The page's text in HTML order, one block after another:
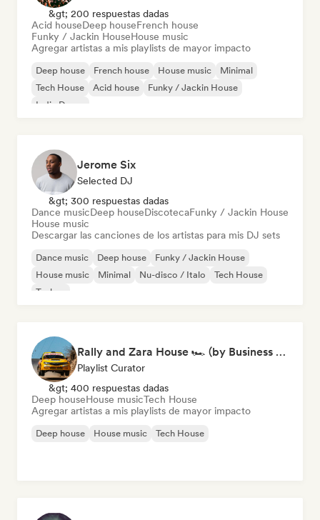
&gt; 200 respuestas dadas
Acid houseDeep houseFrench house
Funky / Jackin HouseHouse music
Agregar artistas a mis playlists de mayor impacto
Deep house French house House music
Minimal
Tech House
Acid house
Funky / Jackin House
Indie Dance
Jerome Six
Selected DJ
&gt; 300 respuestas dadas
Dance musicDeep houseDiscotecaFunky / Jackin House
House music
Descargar las canciones de los artistas para mis DJ sets
Dance music Deep house
Funky / Jackin House
House music
Minimal Nu-disco / Italo
Tech House
Techno
Rally and Zara House 🏎️ (by Business House Playlists)
Playlist Curator
&gt; 400 respuestas dadas
Deep houseHouse musicTech House
Agregar artistas a mis playlists de mayor impacto
Deep house House music Tech House